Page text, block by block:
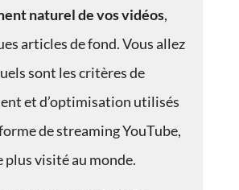
naturel de vos vidéos,
articles de fond. Vous allez
sont les critères de
et d’optimisation utilisés
de streaming YouTube,
plus visité au monde.